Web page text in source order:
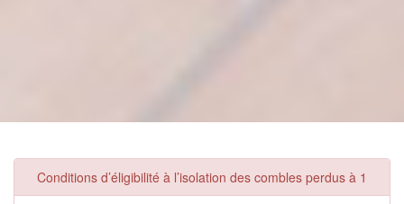
Conditions d’éligibilité à l’isolation des combles perdus à 1